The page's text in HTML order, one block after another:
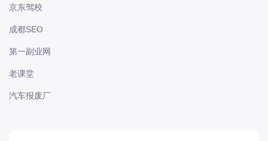
创维
昌河
长安
京东驾校
成都SEO
第一副业网
老课堂
汽车报废厂